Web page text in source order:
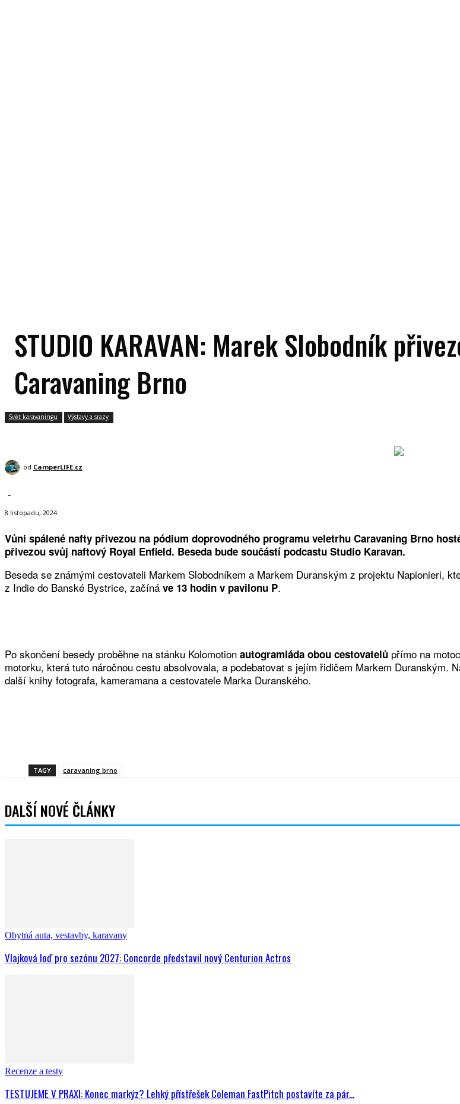
STUDIO KARAVAN: Marek Slobodník
Caravaning Brno
Svět karavaningu Výstavy a srazy
od CamperLIFE.cz
-
8 listopadu, 2024
Vůni spálené nafty přivezou na pódium doprovodného programu veletrhu Caravaning Brno
přivezou svůj naftový Royal Enfield. Beseda bude součástí podcastu Studio Karavan.
Beseda se známými cestovateli Markem Slobodníkem a Markem Duranským z projektu Napionieri,
z Indie do Banské Bystrice, začíná ve 13 hodin v pavilonu P.
Po skončení besedy proběhne na stánku Kolomotion autogramiáda obou cestovatelů přímo na
motorku, která tuto náročnou cestu absolvovala, a podebatovat s jejím řidičem Markem Duranským.
další knihy fotografa, kameramana a cestovatele Marka Duranského.
TAGY caravaning brno
DALŠÍ NOVÉ ČLÁNKY
Obytná auta, vestavby, karavany
Vlajková loď pro sezónu 2027: Concorde představil nový Centurion Actros
Recenze a testy
TESTUJEME V PRAXI: Konec markýz? Lehký přístřešek Coleman FastPitch postavíte za pár...